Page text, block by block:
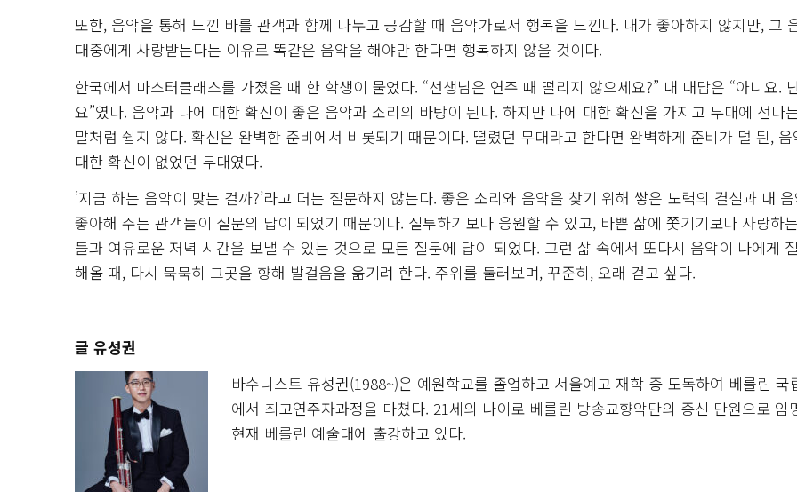
또한, 음악을 통해 느낀 바를 관객과 함께 나누고 공감할 때 음악가로서 행복을 느낀다. 내가 좋아하지 않지만, 그
대중에게 사랑받는다는 이유로 똑같은 음악을 해야만 한다면 행복하지 않을 것이다.
한국에서 마스터클래스를 가졌을 때 한 학생이 물었다. “선생님은 연주 때 떨리지 않으세요?” 내 대답은 “아니요.
요”였다. 음악과 나에 대한 확신이 좋은 음악과 소리의 바탕이 된다. 하지만 나에 대한 확신을 가지고 무대에 선다
말처럼 쉽지 않다. 확신은 완벽한 준비에서 비롯되기 때문이다. 떨렸던 무대라고 한다면 완벽하게 준비가 덜 된, 음
대한 확신이 없었던 무대였다.
‘지금 하는 음악이 맞는 걸까?’라고 더는 질문하지 않는다. 좋은 소리와 음악을 찾기 위해 쌓은 노력의 결실과 내
좋아해 주는 관객들이 질문의 답이 되었기 때문이다. 질투하기보다 응원할 수 있고, 바쁜 삶에 쫓기기보다 사랑하
들과 여유로운 저녁 시간을 보낼 수 있는 것으로 모든 질문에 답이 되었다. 그런 삶 속에서 또다시 음악이 나에게
해올 때, 다시 묵묵히 그곳을 향해 발걸음을 옮기려 한다. 주위를 둘러보며, 꾸준히, 오래 걷고 싶다.
글 유성권
바수니스트 유성권(1988~)은 예원학교를 졸업하고 서울예고 재학 중 도독하여 베를린 국
에서 최고연주자과정을 마쳤다. 21세의 나이로 베를린 방송교향악단의 종신 단원으로 임
현재 베를린 예술대에 출강하고 있다.